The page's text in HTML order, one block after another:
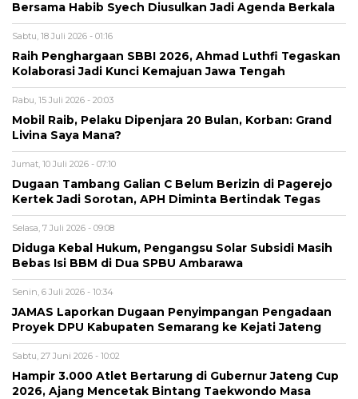
Bersama Habib Syech Diusulkan Jadi Agenda Berkala
Sabtu, 18 Juli 2026 - 01:16
Raih Penghargaan SBBI 2026, Ahmad Luthfi Tegaskan
Kolaborasi Jadi Kunci Kemajuan Jawa Tengah
Rabu, 15 Juli 2026 - 20:03
Mobil Raib, Pelaku Dipenjara 20 Bulan, Korban: Grand
Livina Saya Mana?
Jumat, 10 Juli 2026 - 07:10
Dugaan Tambang Galian C Belum Berizin di Pagerejo
Kertek Jadi Sorotan, APH Diminta Bertindak Tegas
Selasa, 7 Juli 2026 - 09:08
Diduga Kebal Hukum, Pengangsu Solar Subsidi Masih
Bebas Isi BBM di Dua SPBU Ambarawa
Senin, 6 Juli 2026 - 10:34
JAMAS Laporkan Dugaan Penyimpangan Pengadaan
Proyek DPU Kabupaten Semarang ke Kejati Jateng
Sabtu, 27 Juni 2026 - 10:02
Hampir 3.000 Atlet Bertarung di Gubernur Jateng Cup
2026, Ajang Mencetak Bintang Taekwondo Masa